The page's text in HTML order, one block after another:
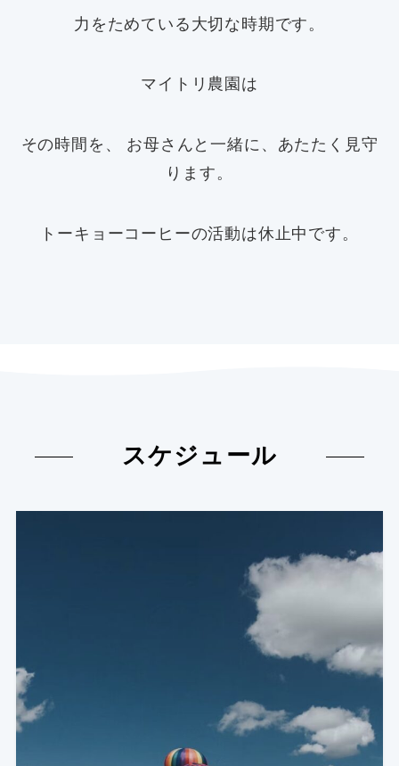
力をためている大切な時期です。
マイトリ農園は
その時間を、 お母さんと一緒に、あたたく見守
ります。
トーキョーコーヒーの活動は休止中です。
スケジュール